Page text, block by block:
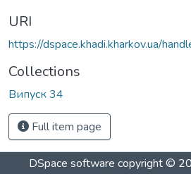
URI
https://dspace.khadi.kharkov.ua/
Collections
Випуск 34
Full item page
DSpace software copyright ©